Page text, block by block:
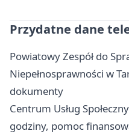
Przydatne dane
Powiatowy Zespół do
Niepełnosprawności w
dokumenty
Centrum Usług
godziny, pomoc